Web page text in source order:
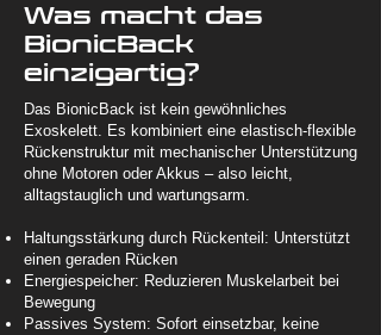
Was macht das
BionicBack
einzigartig?
Das BionicBack ist kein gewöhnliches
Exoskelett. Es kombiniert eine elastisch-flexible
Rückenstruktur mit mechanischer Unterstützung
ohne Motoren oder Akkus – also leicht,
alltagstauglich und wartungsarm.
Haltungsstärkung durch Rückenteil: Unterstützt
einen geraden Rücken
Energiespeicher: Reduzieren Muskelarbeit bei
Bewegung
Passives System: Sofort einsetzbar, keine